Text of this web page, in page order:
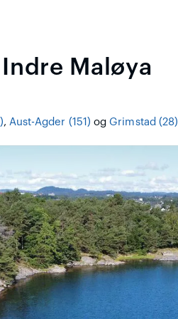
Maløya
, Aust-Agder (151) ogGrimstad (28)